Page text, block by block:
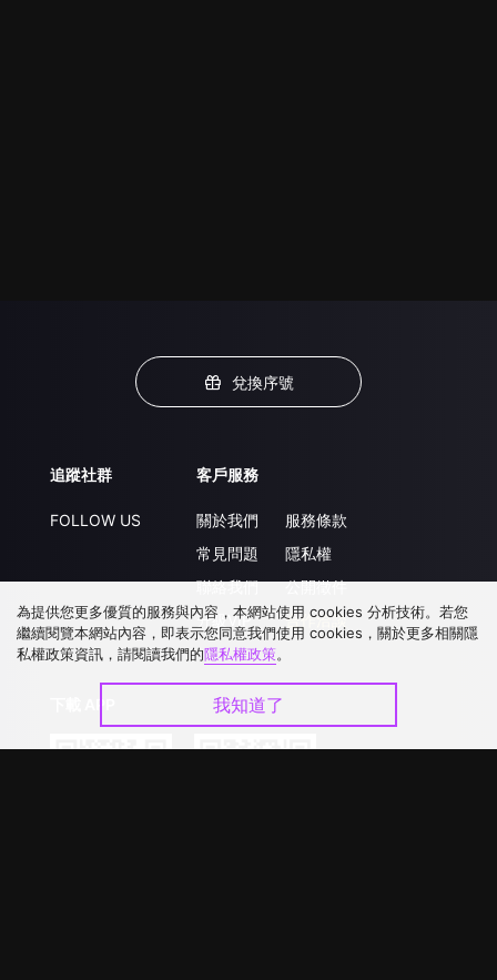
兌換序號
追蹤社群
FOLLOW US
客戶服務
關於我們
常見問題
聯絡我們
升級VIP
服務條款
隱私權
公開徵件
合作洽談
為提供您更多優質的服務與內容，本網站使用 cookies 分析技術。若您
繼續閱覽本網站內容，即表示您同意我們使用 cookies，關於更多相關隱
私權政策資訊，請閱讀我們的隱私權政策。
我知道了